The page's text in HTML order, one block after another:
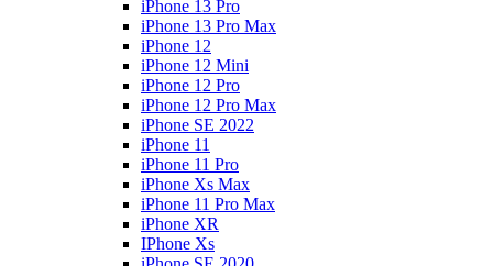
iPhone 13 Pro
iPhone 13 Pro Max
iPhone 12
iPhone 12 Mini
iPhone 12 Pro
iPhone 12 Pro Max
iPhone SE 2022
iPhone 11
iPhone 11 Pro
iPhone Xs Max
iPhone 11 Pro Max
iPhone XR
IPhone Xs